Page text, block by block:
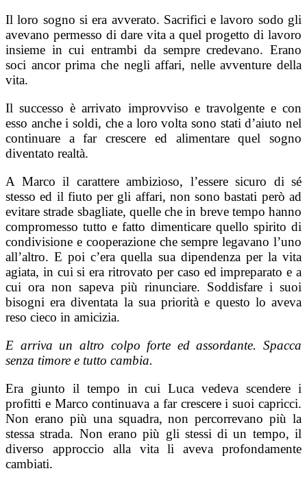
Il loro sogno si era avverato. Sacrifici e lavoro sodo gli
avevano permesso di dare vita a quel progetto di lavoro
insieme in cui entrambi da sempre credevano. Erano
soci ancor prima che negli affari, nelle avventure della
vita.
Il successo è arrivato improvviso e travolgente e con
esso anche i soldi, che a loro volta sono stati d’aiuto nel
continuare a far crescere ed alimentare quel sogno
diventato realtà.
A Marco il carattere ambizioso, l’essere sicuro di sé
stesso ed il fiuto per gli affari, non sono bastati però ad
evitare strade sbagliate, quelle che in breve tempo hanno
compromesso tutto e fatto dimenticare quello spirito di
condivisione e cooperazione che sempre legavano l’uno
all’altro. E poi c’era quella sua dipendenza per la vita
agiata, in cui si era ritrovato per caso ed impreparato e a
cui ora non sapeva più rinunciare. Soddisfare i suoi
bisogni era diventata la sua priorità e questo lo aveva
reso cieco in amicizia.
E arriva un altro colpo forte ed assordante. Spacca
senza timore e tutto cambia.
Era giunto il tempo in cui Luca vedeva scendere i
profitti e Marco continuava a far crescere i suoi capricci.
Non erano più una squadra, non percorrevano più la
stessa strada. Non erano più gli stessi di un tempo, il
diverso approccio alla vita li aveva profondamente
cambiati.